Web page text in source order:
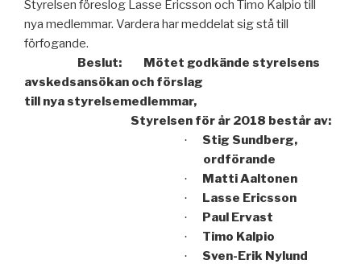
Styrelsen föreslog Lasse Ericsson och Timo Kalpio till
nya medlemmar. Vardera har meddelat sig stå till
förfogande.
Beslut: Mötet godkände styrelsens
avskedsansökan och förslag
till nya styrelsemedlemmar,
Styrelsen för år 2018 består av:
·
Stig Sundberg,
ordförande
· Matti Aaltonen
· Lasse Ericsson
· Paul Ervast
· Timo Kalpio
· Sven-Erik Nylund